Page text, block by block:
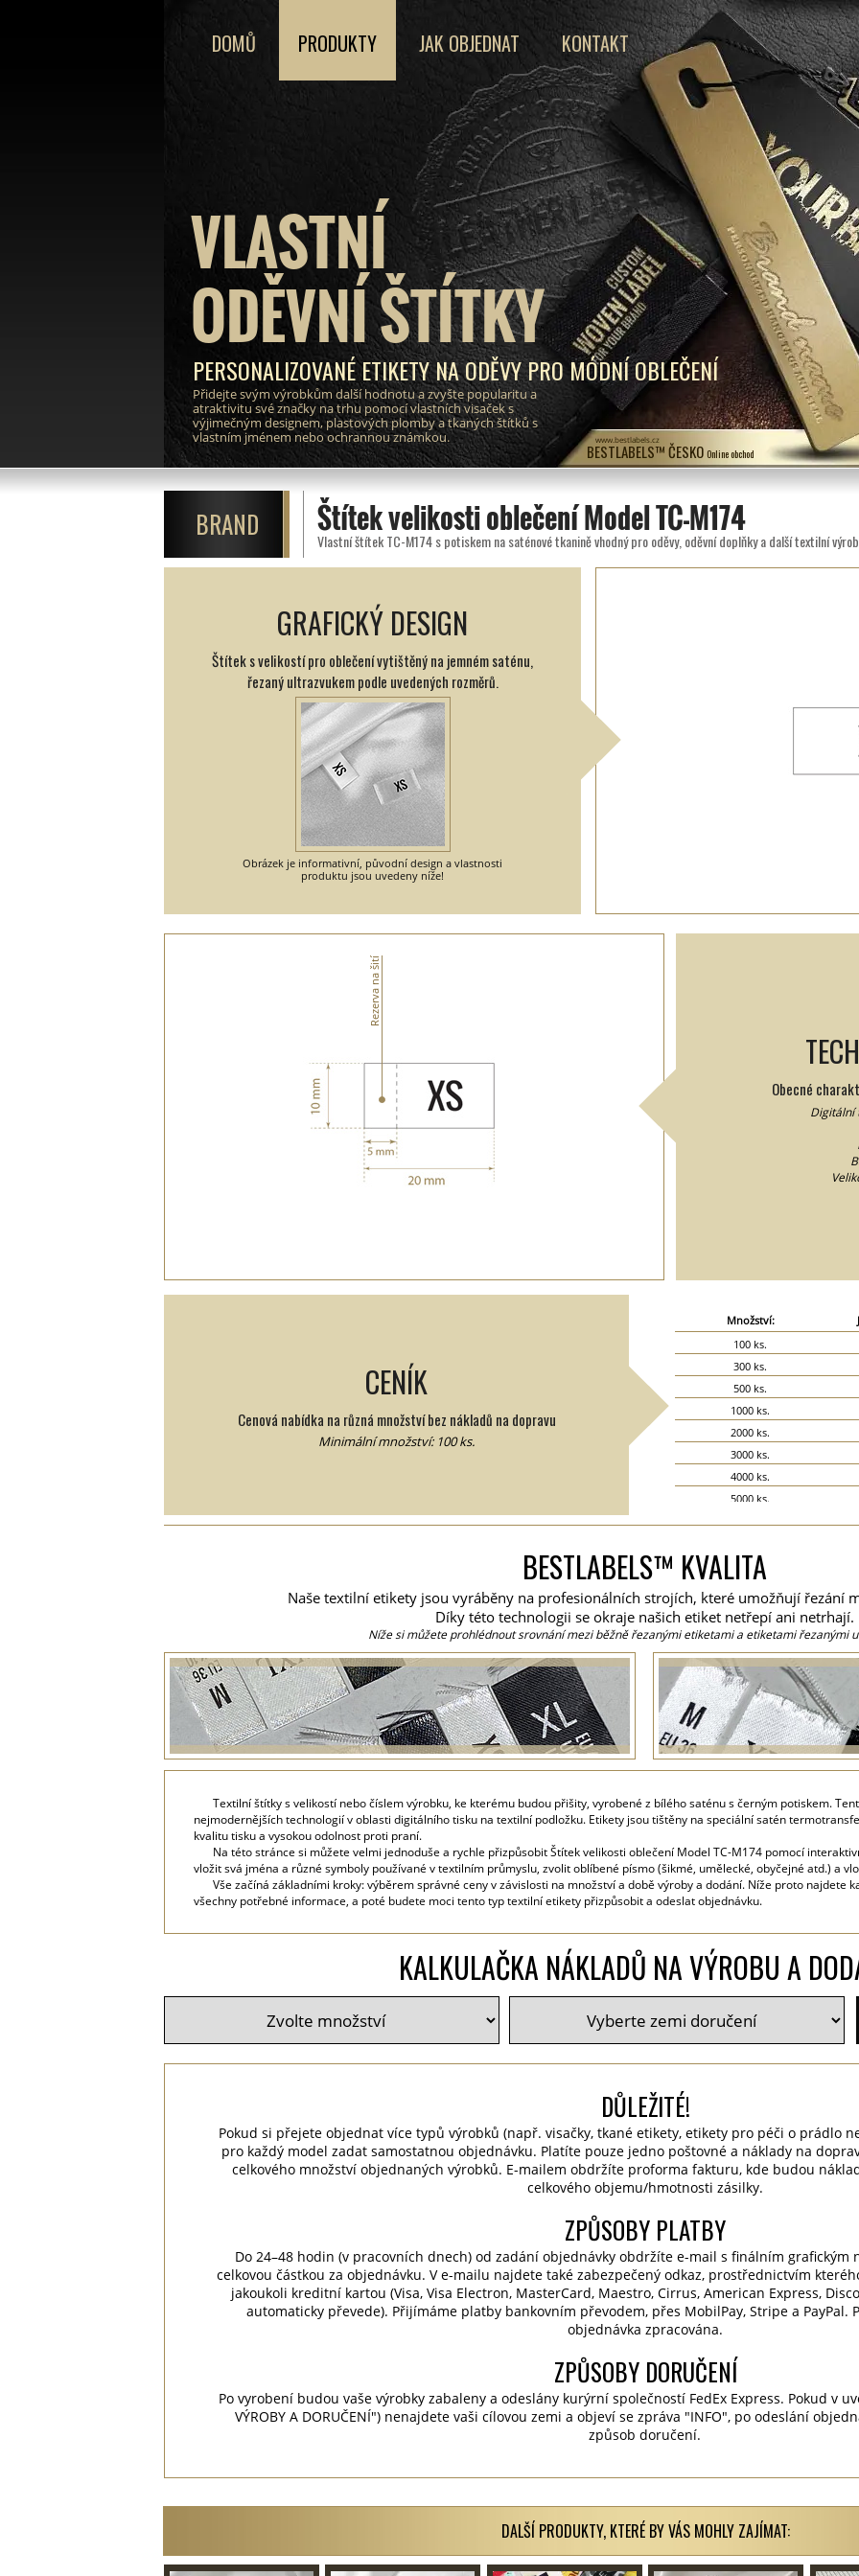
BESTLABELS™ ČESKO Online obchod
www.bestlabels.cz
VLASTNÍ
ODĚVNÍ ŠTÍTKY
PERSONALIZOVANÉ ETIKETY NA ODĚVY PRO MÓDNÍ OBLEČENÍ
Přidejte svým výrobkům další hodnotu a zvyšte popularitu a
atraktivitu své značky na trhu pomocí vlastních visaček s
výjimečným designem, plastových plomby a tkaných štítků s
vlastním jménem nebo ochrannou známkou.
DOMŮ PRODUKTY JAK OBJEDNAT KONTAKT
BRAND Štítek velikosti oblečení Model TC-M174
Vlastní štítek TC-M174 s potiskem na saténové tkanině vhodný pro oděvy, oděvní doplňky a další textilní
GRAFICKÝ DESIGN
Štítek s velikostí pro oblečení vytištěný na jemném saténu,
řezaný ultrazvukem podle uvedených rozměrů.
Obrázek je informativní, původní design a vlastnosti
produktu jsou uvedeny níže!
Obecné
Digitální
Rezerva na šití
CENÍK
Cenová nabídka na různá množství bez nákladů na dopravu
Minimální množství: 100 ks.
Množství:
100 ks.
300 ks.
500 ks.
1000 ks.
2000 ks.
3000 ks.
4000 ks.
5000 ks.
8000 ks.
10000 ks.
15000 ks.
20000 ks.
BESTLABELS™ KVALITA
Naše textilní etikety jsou vyráběny na profesionálních strojích, které umožňují řezání
Díky této technologii se okraje našich etiket netřepí ani netrhají.
Níže si můžete prohlédnout srovnání mezi běžně řezanými etiketami a etiketami řezanými
Textilní štítky s velikostí nebo číslem výrobku, ke kterému budou přišity, vyrobené z bílého saténu s černým potiskem.
nejmodernějších technologií v oblasti digitálního tisku na textilní podložku. Etikety jsou tištěny na speciální satén
kvalitu tisku a vysokou odolnost proti praní.
Na této stránce si můžete velmi jednoduše a rychle přizpůsobit Štítek velikosti oblečení Model TC-M174 pomocí
vložit svá jména a různé symboly používané v textilním průmyslu, zvolit oblíbené písmo (šikmé, umělecké, obyčejné atd.) a
Vše začíná základními kroky: výběrem správné ceny v závislosti na množství a době výroby a dodání. Níže proto najdete
všechny potřebné informace, a poté budete moci tento typ textilní etikety přizpůsobit a odeslat objednávku.
KALKULAČKA NÁKLADŮ NA VÝROBU A
DŮLEŽITÉ!
Pokud si přejete objednat více typů výrobků (např. visačky, tkané etikety, etikety pro péči o prádlo
pro každý model zadat samostatnou objednávku. Platíte pouze jedno poštovné a náklady na
celkového množství objednaných výrobků. E-mailem obdržíte proforma fakturu, kde budou
celkového objemu/hmotnosti zásilky.
ZPŮSOBY PLATBY
Do 24–48 hodin (v pracovních dnech) od zadání objednávky obdržíte e-mail s finálním
celkovou částkou za objednávku. V e-mailu najdete také zabezpečený odkaz, prostřednictvím
jakoukoli kreditní kartou (Visa, Visa Electron, MasterCard, Maestro, Cirrus, American Express,
automaticky převede). Přijímáme platby bankovním převodem, přes MobilPay, Stripe a PayPal.
objednávka zpracována.
ZPŮSOBY DORUČENÍ
Po vyrobení budou vaše výrobky zabaleny a odeslány kurýrní společností FedEx Express. Pokud v
VÝROBY A DORUČENÍ") nenajdete vaši cílovou zemi a objeví se zpráva "INFO", po odeslání
způsob doručení.
DALŠÍ PRODUKTY, KTERÉ BY VÁS MOHLY ZAJÍMAT: